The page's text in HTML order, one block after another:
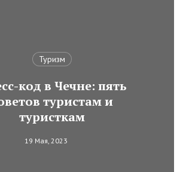
Туризм
код в Чечне: пять
туристам и
туристкам
19 Мая, 2023